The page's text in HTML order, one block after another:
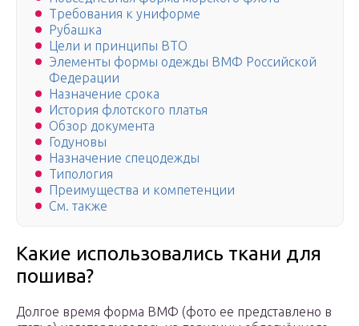
Требования к униформе
Рубашка
Цели и принципы ВТО
Элементы формы одежды ВМФ Российской
Федерации
Назначение срока
История флотского платья
Обзор документа
Годуновы
Назначение спецодежды
Типология
Преимущества и компетенции
См. также
Какие использовались ткани для
пошива?
Долгое время форма ВМФ (фото ее представлено в